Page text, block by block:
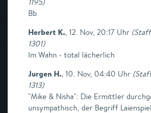
Bb
Herbert K., 12. Nov, 20:17 Uhr (
1301)
Im Wahn - total lächerlich
Jurgen H., 10. Nov, 04:40 Uhr (
1313)
"Mike & Nisha": Die Ermittler
unsympathisch, der Begriff